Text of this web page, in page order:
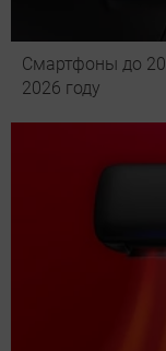
Смартфоны до
2026 году